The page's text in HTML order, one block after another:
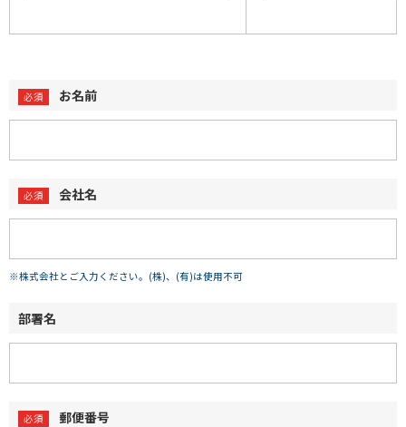
お名前
会社名
※株式会社とご入力ください。(株)、(有)は使用不可
部署名
郵便番号